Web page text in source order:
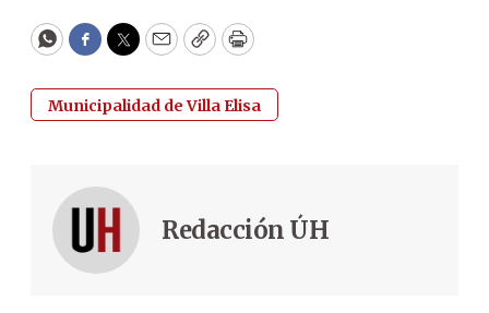
WhatsApp
Facebook
Twitter
EmailCopyPrint
Municipalidad de Villa Elisa
Redacción ÚH